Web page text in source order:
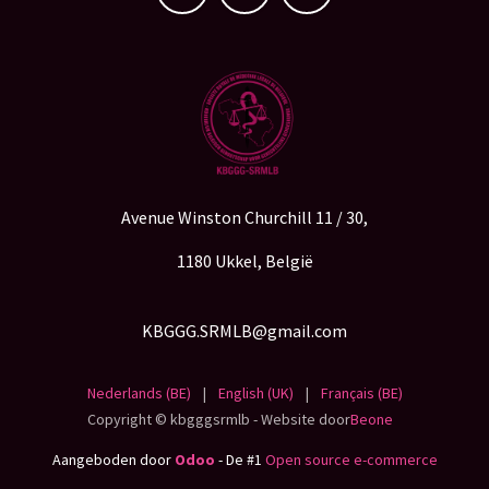
Avenue Winston Churchill 11 / 30,
1180 Ukkel, België
KBGGG.SRMLB@gmail.com
Copyright © kbgggsrmlb - Website doorBeone
Nederlands (BE) | English (UK) | Français (BE)
Aangeboden door Odoo - De #1 Open source e-commerce